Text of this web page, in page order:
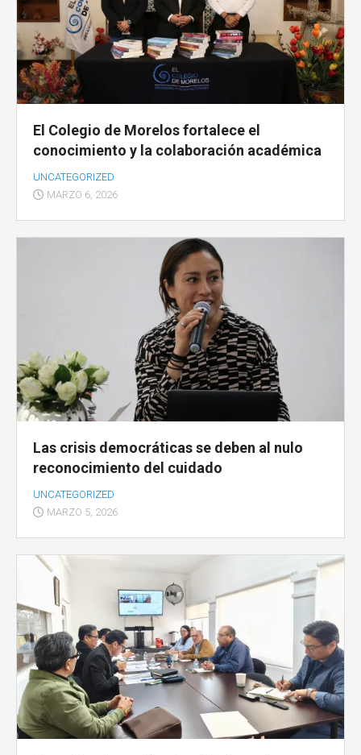
El Colegio de Morelos fortalece el
conocimiento y la colaboración académica
UNCATEGORIZED
MARZO 6, 2026
Las crisis democráticas se deben al nulo
reconocimiento del cuidado
UNCATEGORIZED
MARZO 5, 2026